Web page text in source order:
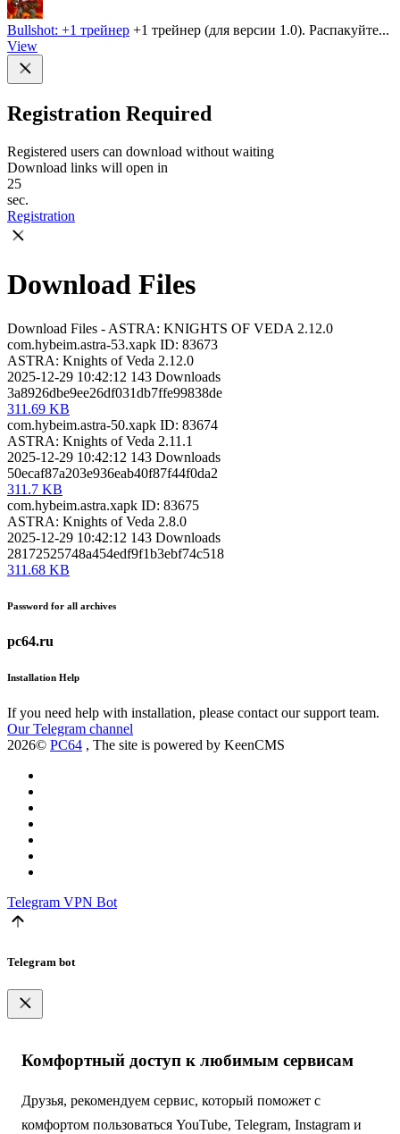
Bullshot: +1 трейнер +1 трейнер (для версии 1.0). Распакуйте...
View
Registration Required
Registered users can download without waiting
Download links will open in
25
sec.
Registration
Download Files
Download Files - ASTRA: KNIGHTS OF VEDA 2.12.0
com.hybeim.astra-53.xapk ID: 83673
ASTRA: Knights of Veda 2.12.0
2025-12-29 10:42:12 143 Downloads
3a8926dbe9ee26df031db7ffe99838de
311.69 KB
com.hybeim.astra-50.xapk ID: 83674
ASTRA: Knights of Veda 2.11.1
2025-12-29 10:42:12 143 Downloads
50ecaf87a203e936eab40f87f44f0da2
311.7 KB
com.hybeim.astra.xapk ID: 83675
ASTRA: Knights of Veda 2.8.0
2025-12-29 10:42:12 143 Downloads
28172525748a454edf9f1b3ebf74c518
311.68 KB
Password for all archives
pc64.ru
Installation Help
If you need help with installation, please contact our support team.
Our Telegram channel
2026© PC64 , The site is powered by KeenCMS
Telegram VPN Bot
Telegram bot
Комфортный доступ к любимым сервисам
Друзья, рекомендуем сервис, который поможет с
комфортом пользоваться YouTube, Telegram, Instagram и